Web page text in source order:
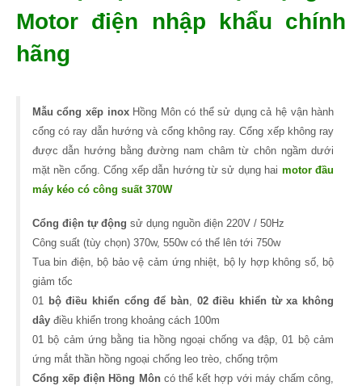
Motor điện nhập khẩu chính
hãng
Mẫu cổng xếp inox Hồng Môn có thể sử dụng cả hệ vận hành
cổng có ray dẫn hướng và cổng không ray. Cổng xếp không ray
được dẫn hướng bằng đường nam châm từ chôn ngầm dưới
mặt nền cổng. Cổng xếp dẫn hướng từ sử dụng hai motor đầu
máy kéo có công suất 370W
Cổng điện tự động sử dụng nguồn điện 220V / 50Hz
Công suất (tùy chọn) 370w, 550w có thể lên tới 750w
Tua bin điện, bộ bảo vệ cảm ứng nhiệt, bộ ly hợp không số, bộ
giảm tốc
01 bộ điều khiển cổng để bàn, 02 điều khiển từ xa không
dâyđiều khiển trong khoảng cách 100m
01 bộ cảm ứng bằng tia hồng ngoại chống va đập, 01 bộ cảm
ứng mắt thần hồng ngoại chống leo trèo, chống trộm
Cổng xếp điện Hồng Môncó thể kết hợp với máy chấm công,